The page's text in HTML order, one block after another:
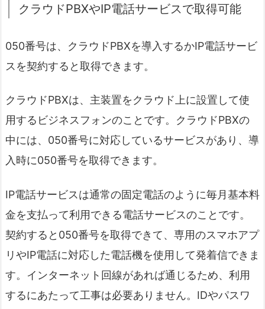
クラウドPBXやIP電話サービスで取得可能
050番号は、クラウドPBXを導入するかIP電話サービ
スを契約すると取得できます。
クラウドPBXは、主装置をクラウド上に設置して使
用するビジネスフォンのことです。クラウドPBXの
中には、050番号に対応しているサービスがあり、導
入時に050番号を取得できます。
IP電話サービスは通常の固定電話のように毎月基本料
金を支払って利用できる電話サービスのことです。
契約すると050番号を取得できて、専用のスマホアプ
リやIP電話に対応した電話機を使用して発着信できま
す。インターネット回線があれば通じるため、利用
するにあたって工事は必要ありません。IDやパスワ